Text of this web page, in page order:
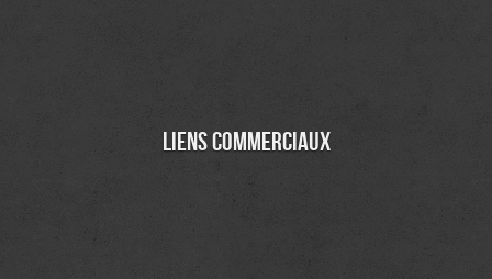
Liens commerciaux